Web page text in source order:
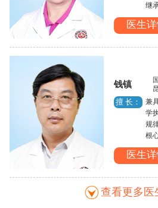
继
医生
钱镇
擅 长：
兼
学
规
根
医生
查看更多医